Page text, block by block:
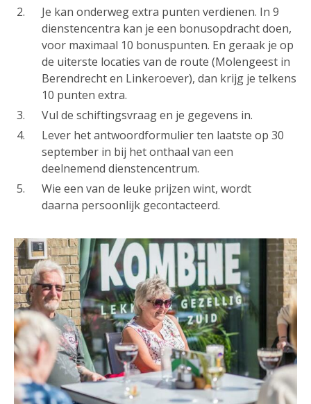
Je kan onderweg extra punten verdienen. In 9
dienstencentra kan je een bonusopdracht doen,
voor maximaal 10 bonuspunten. En geraak je op
de uiterste locaties van de route (Molengeest in
Berendrecht en Linkeroever), dan krijg je telkens
10 punten extra.
Vul de schiftingsvraag en je gegevens in.
Lever het antwoordformulier ten laatste op 30
september in bij het onthaal van een
deelnemend dienstencentrum.
Wie een van de leuke prijzen wint, wordt
daarna persoonlijk gecontacteerd.